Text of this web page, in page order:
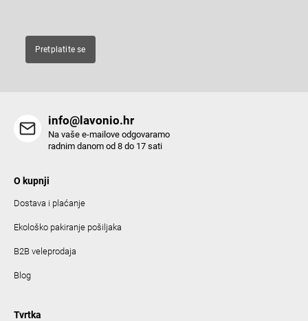
Pretplatite se
info@lavonio.hr
Na vaše e-mailove odgovaramo
radnim danom od 8 do 17 sati
O kupnji
Dostava i plaćanje
Ekološko pakiranje pošiljaka
B2B veleprodaja
Blog
Tvrtka